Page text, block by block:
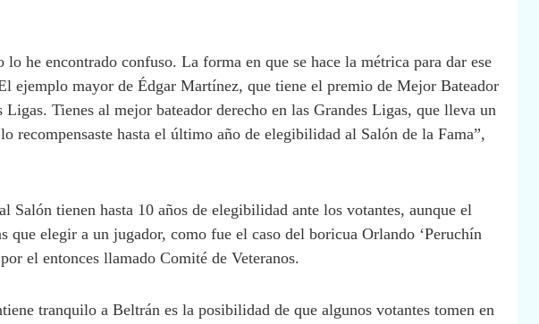
lo he encontrado confuso. La forma en que se hace la métrica para dar ese
ejemplo mayor de Édgar Martínez, que tiene el premio de Mejor Bateador
Ligas. Tienes al mejor bateador derecho en las Grandes Ligas, que lleva un
recompensaste hasta el último año de elegibilidad al Salón de la Fama”,
Salón tienen hasta 10 años de elegibilidad ante los votantes, aunque el
que elegir a un jugador, como fue el caso del boricua Orlando ‘Peruchín
el entonces llamado Comité de Veteranos.
tranquilo a Beltrán es la posibilidad de que algunos votantes tomen en